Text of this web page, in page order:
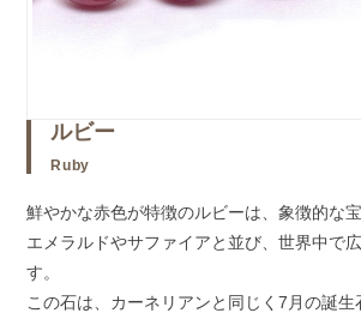
ルビー
Ruby
鮮やかな赤色が特徴のルビーは、象徴的な宝
エメラルドやサファイアと並び、世界中で
す。
この石は、カーネリアンと同じく7月の誕生